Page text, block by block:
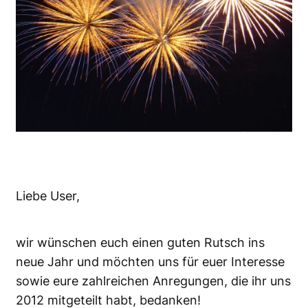
Liebe User,
wir wünschen euch einen guten Rutsch ins
neue Jahr und möchten uns für euer Interesse
sowie eure zahlreichen Anregungen, die ihr uns
2012 mitgeteilt habt, bedanken!